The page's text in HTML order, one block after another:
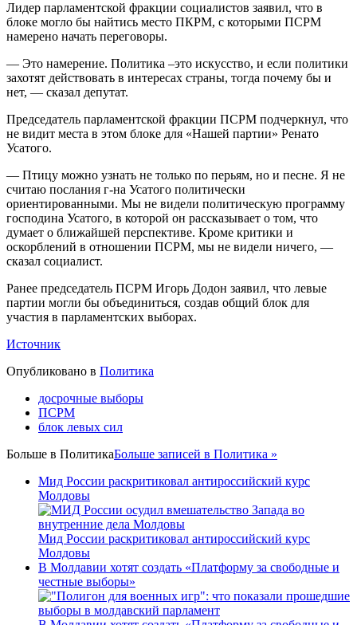
Лидер парламентской фракции социалистов заявил, что в
блоке могло бы найтись место ПКРМ, с которыми ПСРМ
намерено начать переговоры.
— Это намерение. Политика –это искусство, и если политики
захотят действовать в интересах страны, тогда почему бы и
нет, — сказал депутат.
Председатель парламентской фракции ПСРМ подчеркнул, что
не видит места в этом блоке для «Нашей партии» Ренато
Усатого.
— Птицу можно узнать не только по перьям, но и песне. Я не
считаю послания г-на Усатого политически
ориентированными. Мы не видели политическую программу
господина Усатого, в которой он рассказывает о том, что
думает о ближайшей перспективе. Кроме критики и
оскорблений в отношении ПСРМ, мы не видели ничего, —
сказал социалист.
Ранее председатель ПСРМ Игорь Додон заявил, что левые
партии могли бы объединиться, создав общий блок для
участия в парламентских выборах.
Источник
Опубликовано в Политика
досрочные выборы
ПСРМ
блок левых сил
Больше в ПолитикаБольше записей в Политика »
Мид России раскритиковал антироссийский курс
Молдовы
Мид России раскритиковал антироссийский курс
Молдовы
В Молдавии хотят создать «Платформу за свободные и
честные выборы»